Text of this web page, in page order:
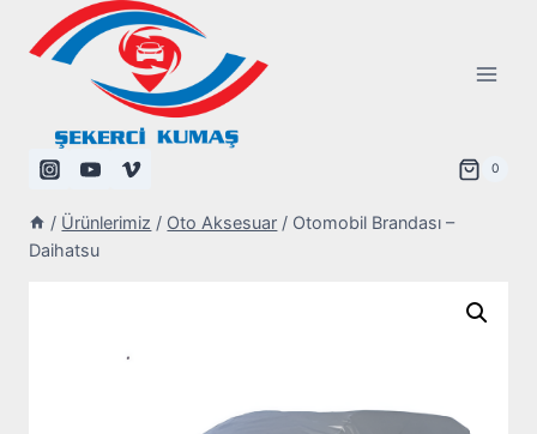
0
/ Ürünlerimiz / Oto Aksesuar / Otomobil Brandası –
Daihatsu